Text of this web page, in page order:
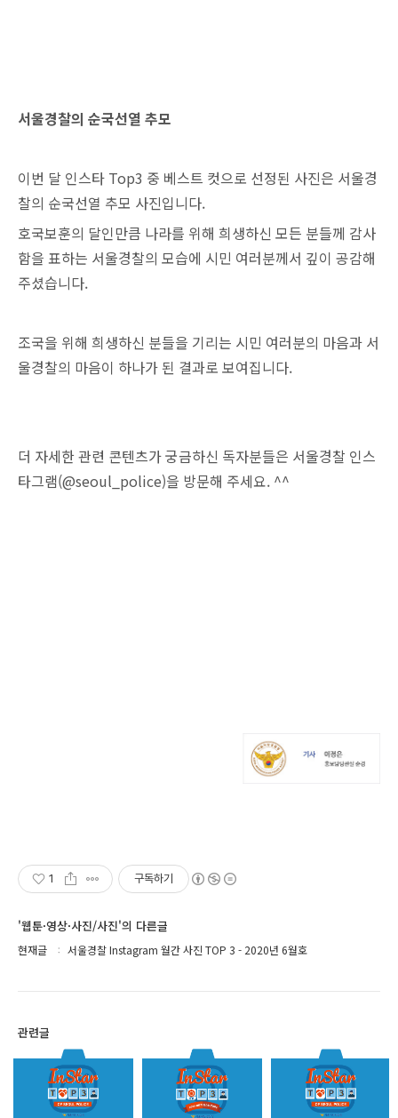
서울경찰의 순국선열 추모
이번 달 인스타 Top3 중 베스트 컷으로 선정된 사진은 서울경
찰의 순국선열 추모 사진입니다.
호국보훈의 달인만큼 나라를 위해 희생하신 모든 분들께 감사
함을 표하는 서울경찰의 모습에 시민 여러분께서 깊이 공감해
주셨습니다.
조국을 위해 희생하신 분들을 기리는 시민 여러분의 마음과 서
울경찰의 마음이 하나가 된 결과로 보여집니다.
더 자세한 관련 콘텐츠가 궁금하신 독자분들은 서울경찰 인스
타그램(@seoul_police)을 방문해 주세요. ^^
1 구독하기
'웹툰·영상·사진/사진'의 다른글
현재글 서울경찰 Instagram 월간 사진 TOP 3 - 2020년 6월호
관련글